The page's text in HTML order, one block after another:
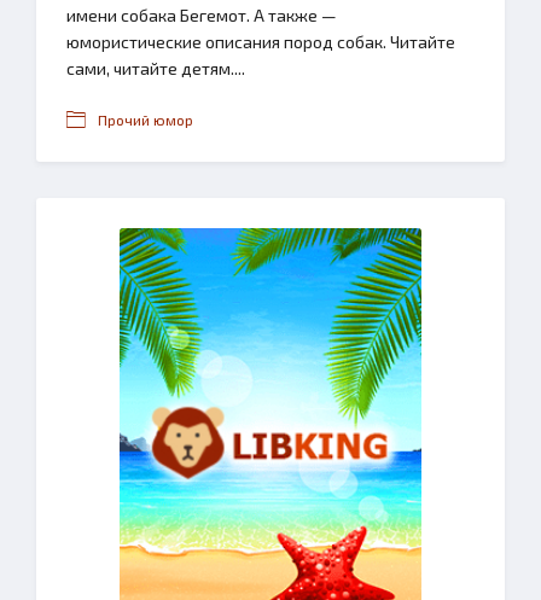
имени собака Бегемот. А также —
юмористические описания пород собак. Читайте
сами, читайте детям....
Прочий юмор